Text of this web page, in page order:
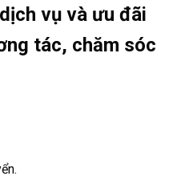
vụ và ưu đãi
tác, chăm sóc